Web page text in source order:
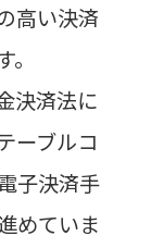
高い決済
決済法に
ーブルコ
子決済手
めていま